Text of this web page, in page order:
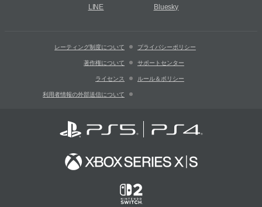
LINE Bluesky
レーティング制度について プライバシーポリシー
著作権について サポートセンター
ライセンス ルール＆ポリシー
利用者情報の外部送信について